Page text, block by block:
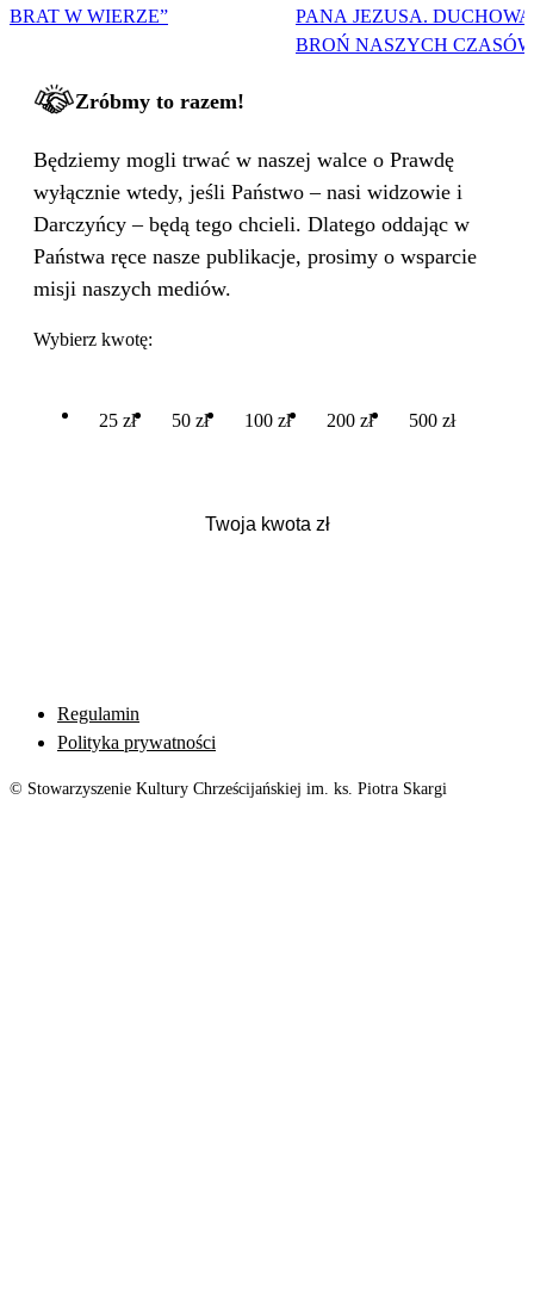
BRAT W WIERZE”
PANA JEZUSA. DUCHOWA
BROŃ NASZYCH
Zróbmy to razem!
Będziemy mogli trwać w naszej walce o Prawdę
wyłącznie wtedy, jeśli Państwo – nasi widzowie i
Darczyńcy – będą tego chcieli. Dlatego oddając w
Państwa ręce nasze publikacje, prosimy o wsparcie
misji naszych mediów.
Wybierz kwotę:
25 zł 50 zł 100 zł 200 zł 500 zł
Regulamin
Polityka prywatności
© Stowarzyszenie Kultury Chrześcijańskiej im. ks. Piotra Skargi